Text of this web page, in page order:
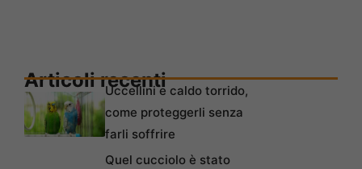
Articoli recentiUccellini e caldo torrido,
come proteggerli senza
farli soffrire
Quel cucciolo è stato